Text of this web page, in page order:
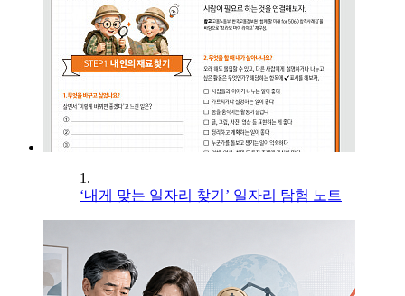
1.
‘내게 맞는 일자리 찾기’ 일자리 탐험 노트